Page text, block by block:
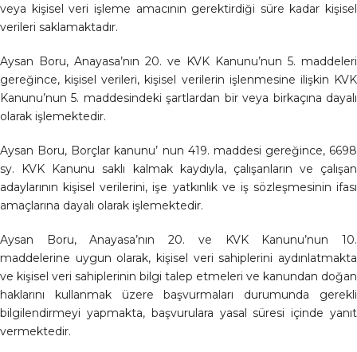
veya kişisel veri işleme amacının gerektirdiği süre kadar kişisel
verileri saklamaktadır.
Aysan Boru, Anayasa’nın 20. ve KVK Kanunu’nun 5. maddeleri
gereğince, kişisel verileri, kişisel verilerin işlenmesine ilişkin KVK
Kanunu’nun 5. maddesindeki şartlardan bir veya birkaçına dayalı
olarak işlemektedir.
Aysan Boru, Borçlar kanunu’ nun 419. maddesi gereğince, 6698
sy. KVK Kanunu saklı kalmak kaydıyla, çalışanların ve çalışan
adaylarının kişisel verilerini, işe yatkınlık ve iş sözleşmesinin ifası
amaçlarına dayalı olarak işlemektedir.
Aysan Boru, Anayasa’nın 20. ve KVK Kanunu’nun 10.
maddelerine uygun olarak, kişisel veri sahiplerini aydınlatmakta
ve kişisel veri sahiplerinin bilgi talep etmeleri ve kanundan doğan
haklarını kullanmak üzere başvurmaları durumunda gerekli
bilgilendirmeyi yapmakta, başvurulara yasal süresi içinde yanıt
vermektedir.